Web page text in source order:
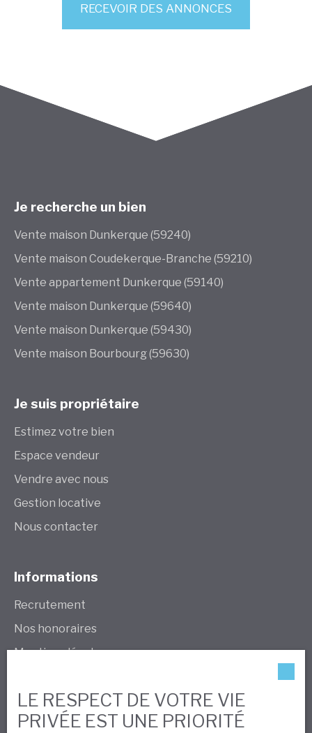
RECEVOIR DES ANNONCES
Je recherche un bien
Vente maison Dunkerque (59240)
Vente maison Coudekerque-Branche (59210)
Vente appartement Dunkerque (59140)
Vente maison Dunkerque (59640)
Vente maison Dunkerque (59430)
Vente maison Bourbourg (59630)
Je suis propriétaire
Estimez votre bien
Espace vendeur
Vendre avec nous
Gestion locative
Nous contacter
Informations
Recrutement
Nos honoraires
Mentions légales
Plan du site
Gérer les cookies
LE RESPECT DE VOTRE VIE
PRIVÉE EST UNE PRIORITÉ